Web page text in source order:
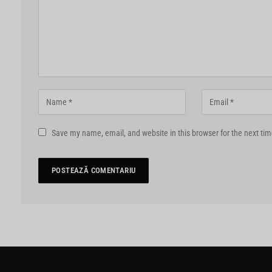
Save my name, email, and website in this browser for the next